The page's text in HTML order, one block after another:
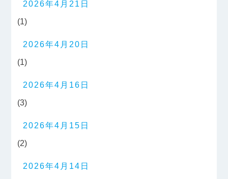
2026年4月21日
(1)
2026年4月20日
(1)
2026年4月16日
(3)
2026年4月15日
(2)
2026年4月14日